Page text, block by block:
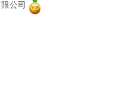
公司